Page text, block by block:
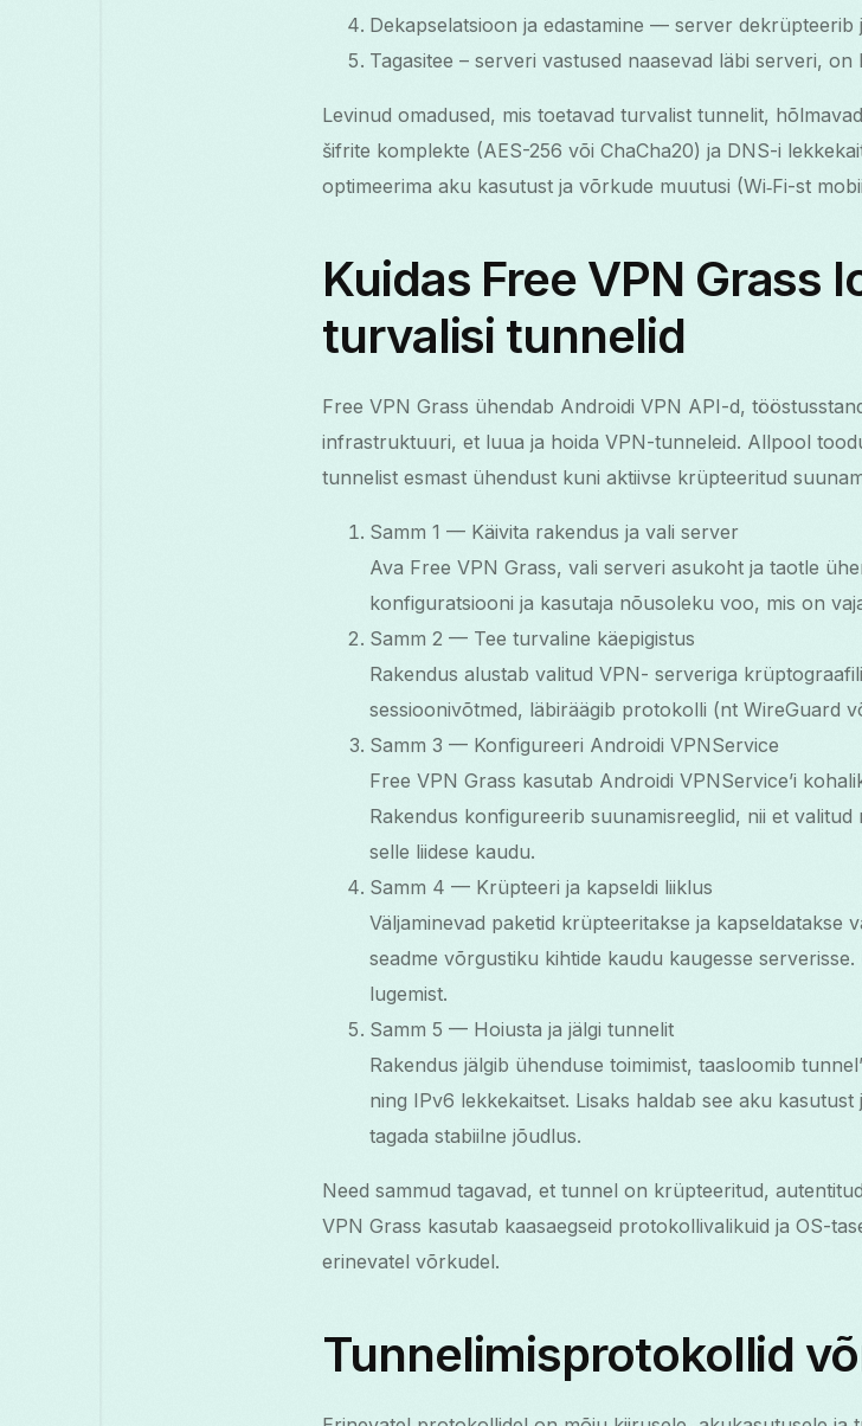
Dekapselatsioon ja edastamine — server dekrüpteerib
Tagasitee – serveri vastused naasevad läbi serveri,
Levinud omadused, mis toetavad turvalist tunnelit,
šifrite komplekte (AES-256 või ChaCha20) ja DNS-i
optimeerima aku kasutust ja võrkude muutusi (Wi‑Fi-st
Kuidas Free VPN Grass
turvalisi tunnelid
Free VPN Grass ühendab Androidi VPN API-d,
infrastruktuuri, et luua ja hoida VPN-tunneleid. Allpool
tunnelist esmast ühendust kuni aktiivse krüpteeritud
Samm 1 — Käivita rakendus ja vali server
Ava Free VPN Grass, vali serveri asukoht ja taotle
konfiguratsiooni ja kasutaja nõusoleku voo, mis on
Samm 2 — Tee turvaline käepigistus
Rakendus alustab valitud VPN- serveriga
sessioonivõtmed, läbiräägib protokolli (nt WireGuard
Samm 3 — Konfigureeri Androidi VPNService
Free VPN Grass kasutab Androidi VPNService’i
Rakendus konfigureerib suunamisreeglid, nii et
selle liidese kaudu.
Samm 4 — Krüpteeri ja kapseldi liiklus
Väljaminevad paketid krüpteeritakse ja kapseldatakse
seadme võrgustiku kihtide kaudu kaugesse
lugemist.
Samm 5 — Hoiusta ja jälgi tunnelit
Rakendus jälgib ühenduse toimimist, taasloomib
ning IPv6 lekkekaitset. Lisaks haldab see aku
tagada stabiilne jõudlus.
Need sammud tagavad, et tunnel on krüpteeritud,
VPN Grass kasutab kaasaegseid protokollivalikuid ja OS-
erinevatel võrkudel.
Tunnelimisprotokollid